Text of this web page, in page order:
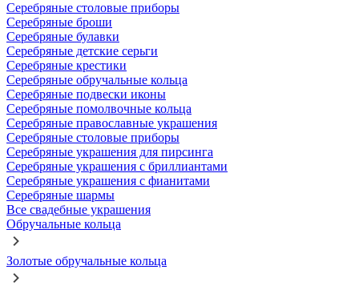
Серебряные столовые приборы
Серебряные броши
Серебряные булавки
Серебряные детские серьги
Серебряные крестики
Серебряные обручальные кольца
Серебряные подвески иконы
Серебряные помолвочные кольца
Серебряные православные украшения
Серебряные столовые приборы
Серебряные украшения для пирсинга
Серебряные украшения с бриллиантами
Серебряные украшения с фианитами
Серебряные шармы
Все свадебные украшения
Обручальные кольца
Золотые обручальные кольца